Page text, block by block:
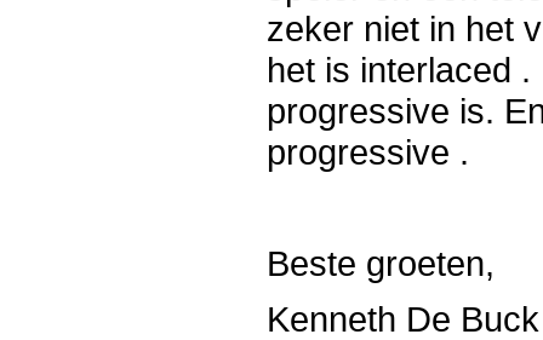
zeker niet in het
het is interlaced
progressive is.
progressive .
Beste groeten,
Kenneth De Buck